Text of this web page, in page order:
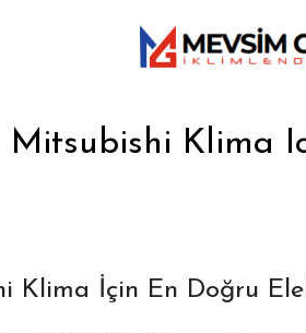
Mitsubishi Klima
Klima İçin En Doğru